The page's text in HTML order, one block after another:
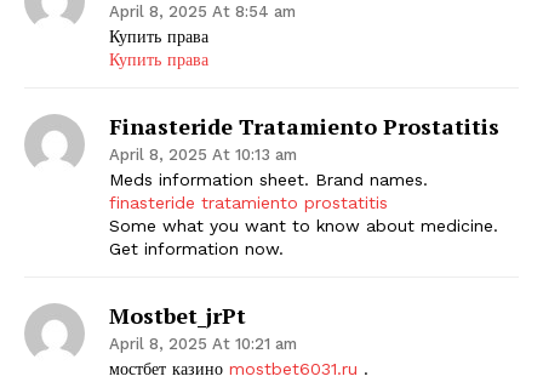
April 8, 2025 At 8:54 am
Купить права
Купить права
Finasteride Tratamiento Prostatitis
April 8, 2025 At 10:13 am
Meds information sheet. Brand names.
finasteride tratamiento prostatitis
Some what you want to know about medicine.
Get information now.
Mostbet_jrPt
April 8, 2025 At 10:21 am
мостбет казино mostbet6031.ru .